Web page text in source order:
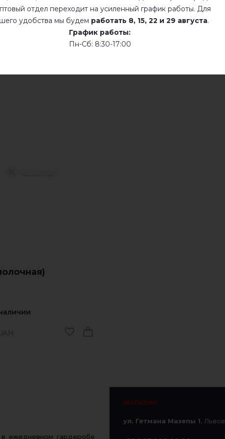
Сушить у розложенном виде
Сушить розвешенной
ежедневном гардеробе
МАГАЗИН
ул. Гетмана Мазепы 1, Львов
отдел переходит на усиленный график работы. Для
удобства мы будем работать 8, 15, 22 и 29 августа.
График работы:
Пн-Сб: 8:30-17:00